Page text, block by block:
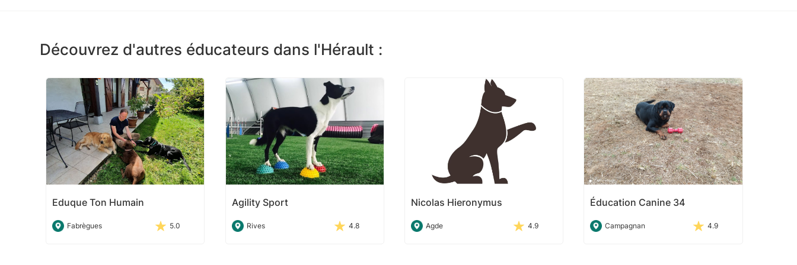
Découvrez d'autres éducateurs dans l'Hérault :
Eduque Ton Humain
Fabrègues 5.0
Agility Sport
Rives 4.8
Nicolas Hieronymus
Agde 4.9
Éducation Canine 34
Campagnan 4.9